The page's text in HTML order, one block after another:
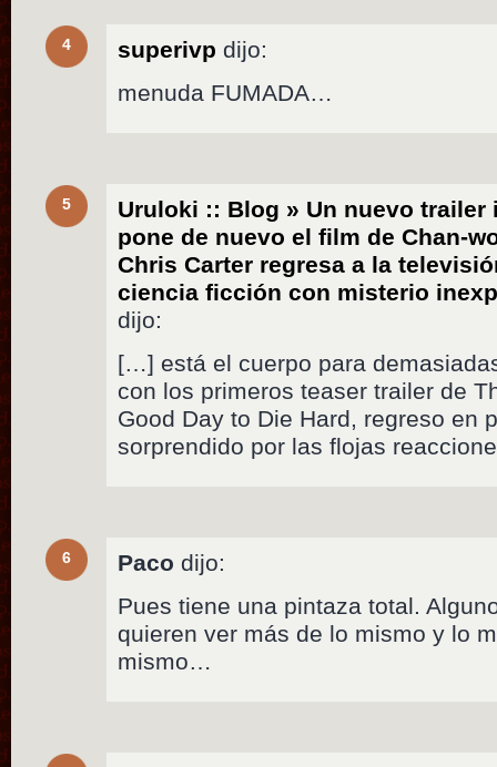
4 superivp dijo:
menuda FUMADA…
5
Uruloki :: Blog » Un nuevo
pone de nuevo el film de Chan-
Chris Carter regresa a la
ciencia ficción con misterio
dijo:
[…] está el cuerpo para
con los primeros teaser trailer de
Good Day to Die Hard, regreso en
sorprendido por las flojas
6 Paco dijo:
Pues tiene una pintaza total.
quieren ver más de lo mismo y lo
mismo…